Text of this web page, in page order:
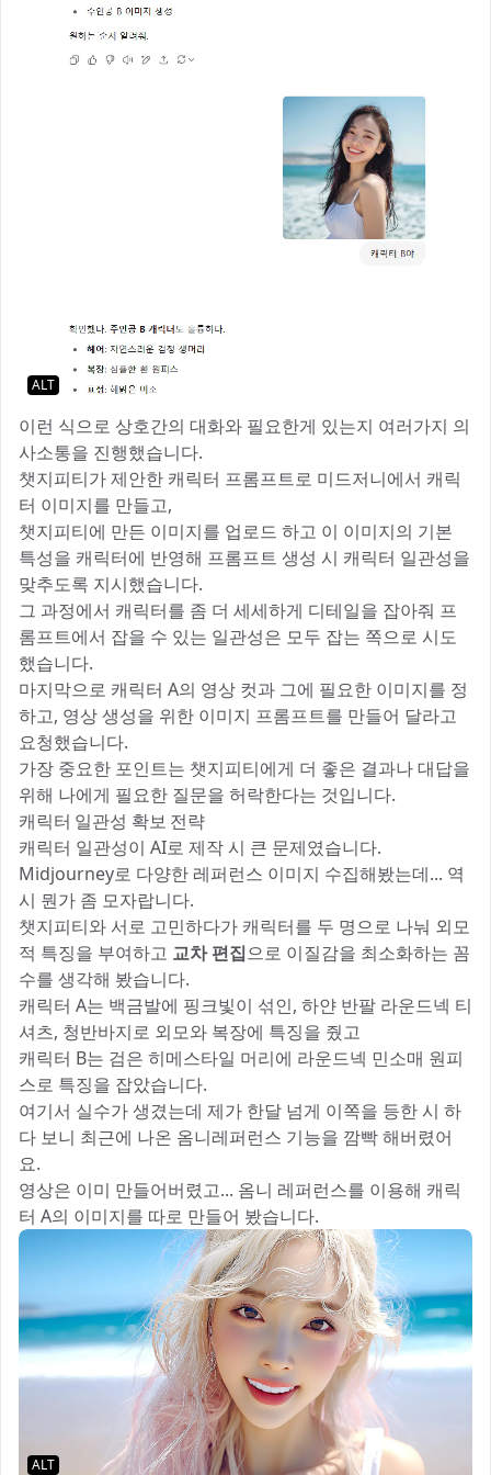
ALT
이런 식으로 상호간의 대화와 필요한게 있는지 여러가지 의
사소통을 진행했습니다.
챗지피티가 제안한 캐릭터 프롬프트로 미드저니에서 캐릭
터 이미지를 만들고,
챗지피티에 만든 이미지를 업로드 하고 이 이미지의 기본
특성을 캐릭터에 반영해 프롬프트 생성 시 캐릭터 일관성을
맞추도록 지시했습니다.
그 과정에서 캐릭터를 좀 더 세세하게 디테일을 잡아줘 프
롬프트에서 잡을 수 있는 일관성은 모두 잡는 쪽으로 시도
했습니다.
마지막으로 캐릭터 A의 영상 컷과 그에 필요한 이미지를 정
하고, 영상 생성을 위한 이미지 프롬프트를 만들어 달라고
요청했습니다.
가장 중요한 포인트는 챗지피티에게 더 좋은 결과나 대답을
위해 나에게 필요한 질문을 허락한다는 것입니다.
캐릭터 일관성 확보 전략
캐릭터 일관성이 AI로 제작 시 큰 문제였습니다.
Midjourney로 다양한 레퍼런스 이미지 수집해봤는데... 역
시 뭔가 좀 모자랍니다.
챗지피티와 서로 고민하다가 캐릭터를 두 명으로 나눠 외모
적 특징을 부여하고 교차 편집으로 이질감을 최소화하는 꼼
수를 생각해 봤습니다.
캐릭터 A는 백금발에 핑크빛이 섞인, 하얀 반팔 라운드넥 티
셔츠, 청반바지로 외모와 복장에 특징을 줬고
캐릭터 B는 검은 히메스타일 머리에 라운드넥 민소매 원피
스로 특징을 잡았습니다.
여기서 실수가 생겼는데 제가 한달 넘게 이쪽을 등한 시 하
다 보니 최근에 나온 옴니레퍼런스 기능을 깜빡 해버렸어
요.
영상은 이미 만들어버렸고... 옴니 레퍼런스를 이용해 캐릭
터 A의 이미지를 따로 만들어 봤습니다.
ALT